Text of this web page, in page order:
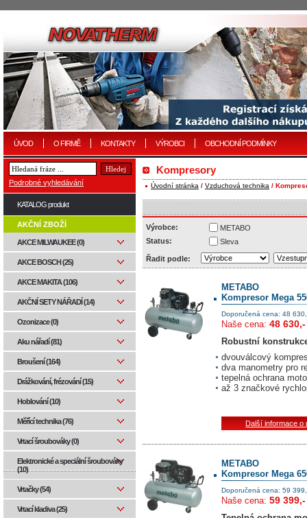
ÚVOD O FIRMĚ KONTAKTY VÝROBCI OBCHODNÍ PODMÍNKY
Kompresory
Úvodní stránka / Vzduchová technika /
Výrobce:
METABO
Status:
Sleva
Řadit podle:
METABO
Kompresor Mega
Doporučená cena: 48
Naše cena: 48
Robustní
dvouválcový
dva manometry pro
tepelná ochrana
až 3 značkové
Další informace o
METABO
Kompresor Mega
Doporučená cena: 59
Naše cena: 59
Podrobné vyhledávání
KATALOG produkt
AKČNÍ ZBOŽÍ
AKCE MILWAUKEE (0)
AKCE BOSCH (25)
AKCE MAKITA (106)
AKČNÍ SETY NÁŘADÍ (14)
Ozonizace (0)
Aku nářadí (81)
Broušení (164)
Drážkování, frézování (15)
Hoblování (10)
Měřící technika (76)
Vrtací šroubováky (0)
Elektronické a speciální šroubováky
(10)
Vrtačky (54)
Vrtací kladiva (25)